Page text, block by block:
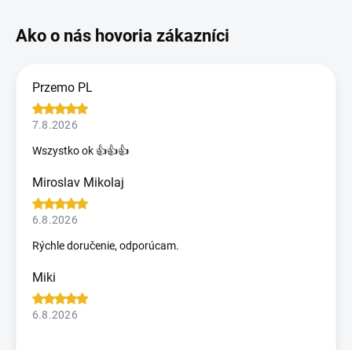
Przemo PL
7.8.2026
Wszystko ok 👍👍👍
Miroslav Mikolaj
6.8.2026
Rýchle doručenie, odporúcam.
Miki
6.8.2026